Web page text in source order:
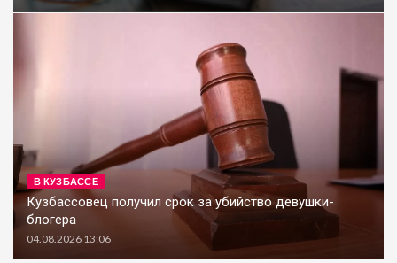
В КУЗБАССЕ
Кузбассовец получил срок за убийство девушки-
блогера
04.08.2026 13:06